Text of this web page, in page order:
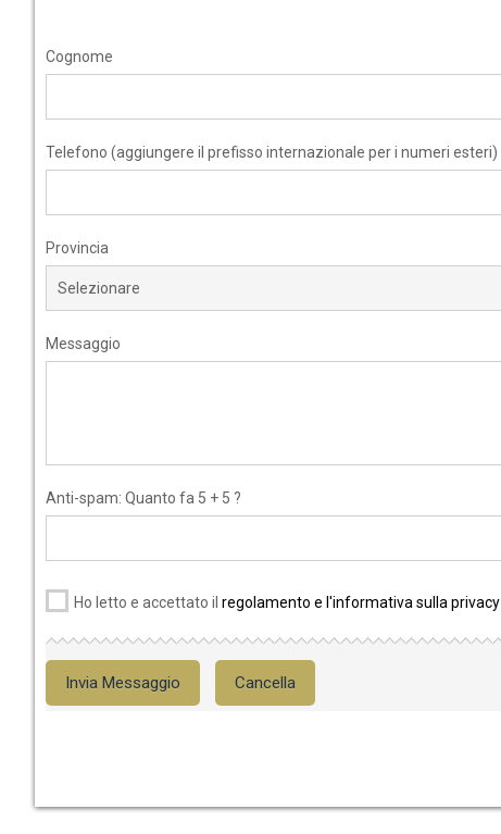
Cognome
Telefono (aggiungere il prefisso internazionale per i numeri esteri)
Provincia
Messaggio
Anti-spam: Quanto fa 5 + 5 ?
Ho letto e accettato il regolamento e l'informativa sulla privacy
Invia Messaggio Cancella